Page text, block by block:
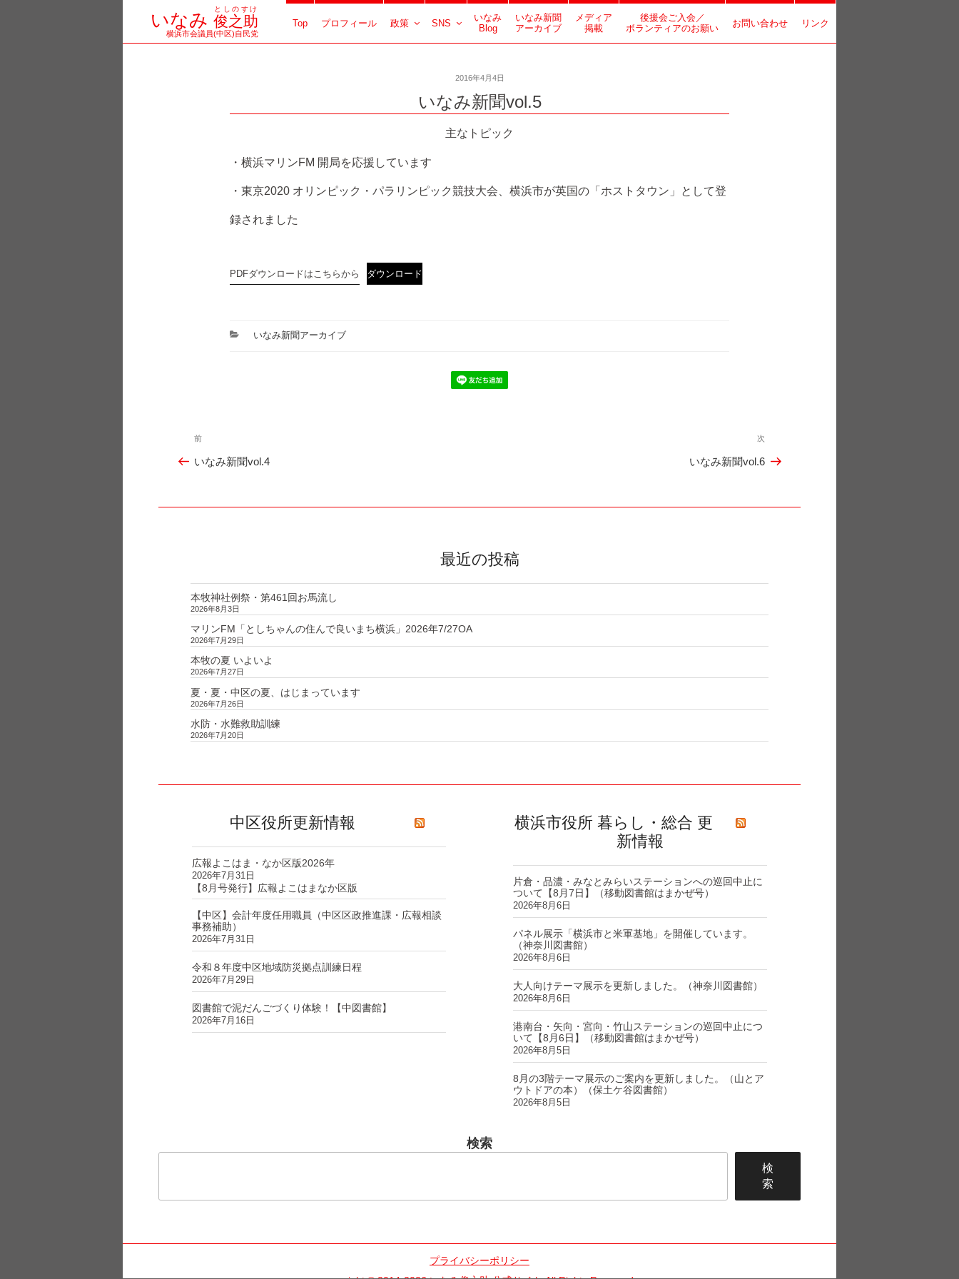
ン
いなみ 俊之助
としのすけ
横浜市会議員(中区)自民党
Top プロフィール 政策 SNS
いなみ
Blog
いなみ新聞
アーカイブ
メディア
掲載
後援会ご入会／
ボランティアのお願い
お問い合わせ リンク
2016年4月4日
いなみ新聞vol.5
主なトピック
・横浜マリンFM 開局を応援しています
・東京2020 オリンピック・パラリンピック競技大会、横浜市が英国の「ホストタウン」として登
録されました
PDFダウンロードはこちらから ダウンロード
カ
いなみ新聞アーカイブ
ナ
ゲ
ン
過
前
いなみ新聞vol.4
次
いなみ新聞vol.6
最近の投稿
本牧神社例祭・第461回お馬流し
2026年8月3日
マリンFM「としちゃんの住んで良いまち横浜」2026年7/27OA
2026年7月29日
本牧の夏 いよいよ
2026年7月27日
夏・夏・中区の夏、はじまっています
2026年7月26日
水防・水難救助訓練
2026年7月20日
中区役所更新情報
広報よこはま・なか区版2026年
2026年7月31日
【8月号発行】広報よこはまなか区版
【中区】会計年度任用職員（中区区政推進課・広報相談
事務補助）
2026年7月31日
令和８年度中区地域防災拠点訓練日程
2026年7月29日
図書館で泥だんごづくり体験！【中図書館】
2026年7月16日
横浜市役所 暮らし・総合 更
新情報
片倉・品濃・みなとみらいステーションへの巡回中止に
ついて【8月7日】（移動図書館はまかぜ号）
2026年8月6日
パネル展示「横浜市と米軍基地」を開催しています。
（神奈川図書館）
2026年8月6日
大人向けテーマ展示を更新しました。（神奈川図書館）
2026年8月6日
港南台・矢向・宮向・竹山ステーションの巡回中止につ
いて【8月6日】（移動図書館はまかぜ号）
2026年8月5日
8月の3階テーマ展示のご案内を更新しました。（山とア
ウトドアの本）（保土ケ谷図書館）
2026年8月5日
検索
検
索
プライバシーポリシー